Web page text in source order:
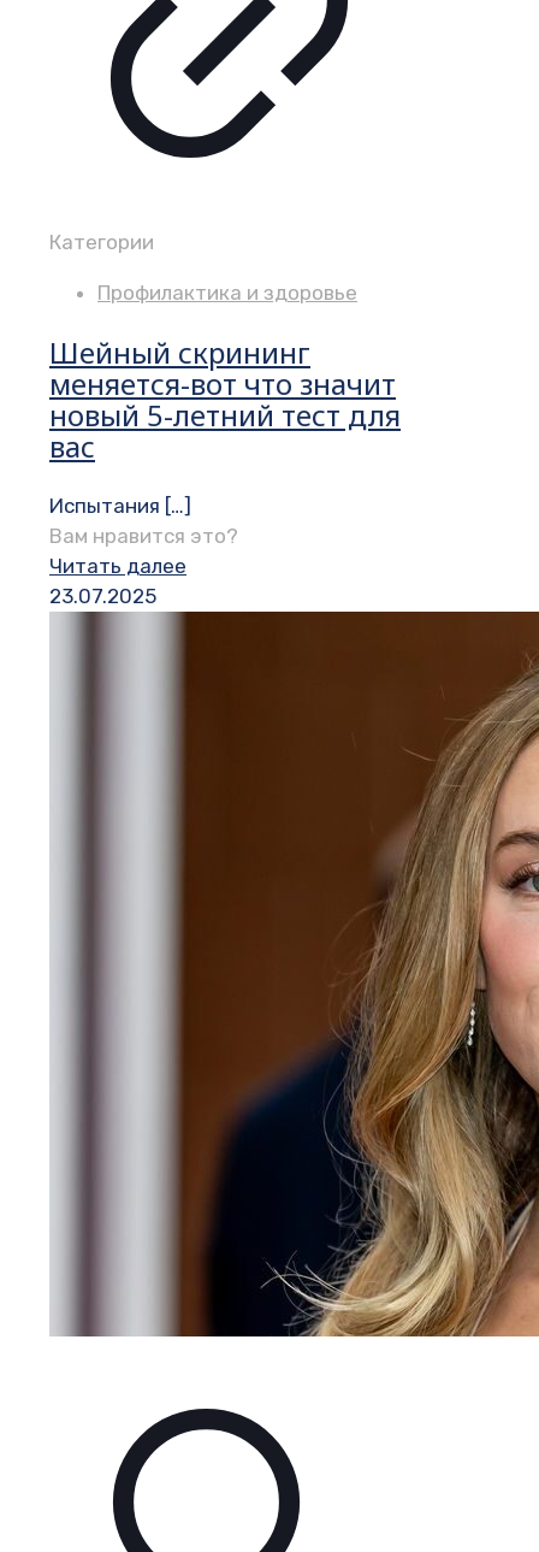
Категории
Профилактика и здоровье
Шейный скрининг
меняется-вот что значит
новый 5-летний тест для
вас
Испытания […]
Вам нравится это?
Читать далее
23.07.2025